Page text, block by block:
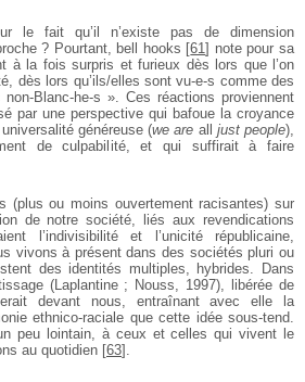
le fait qu’il n’existe pas de dimension
? Pourtant, bell hooks [61] note pour sa
à la fois surpris et furieux dès lors que l’on
dès lors qu’ils/elles sont vu-e-s comme des
Blanc-he-s ». Ces réactions proviennent
par une perspective qui bafoue la croyance
généreuse (we are all just people),
de culpabilité, et qui suffirait à faire
(plus ou moins ouvertement racisantes) sur
de notre société, liés aux revendications
l’indivisibilité et l’unicité républicaine,
vivons à présent dans des sociétés pluri ou
des identités multiples, hybrides. Dans
(Laplantine ; Nouss, 1997), libérée de
devant nous, entraînant avec elle la
ethnico-raciale que cette idée sous-tend.
peu lointain, à ceux et celles qui vivent le
au quotidien [63] .